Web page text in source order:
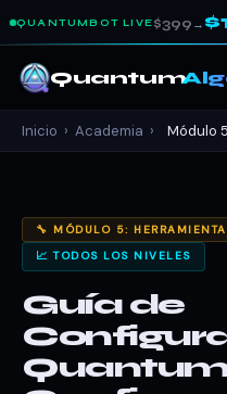
QUANTUMBOT LIVE $399 →
Quantum
Inicio › Academia › Módulo 5
🔧 MÓDULO 5:
📈 TODOS LOS NIVELES
Guía de
Quantum